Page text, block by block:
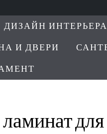
ДИЗАЙН ИНТЕРЬЕРА
И ДВЕРИ